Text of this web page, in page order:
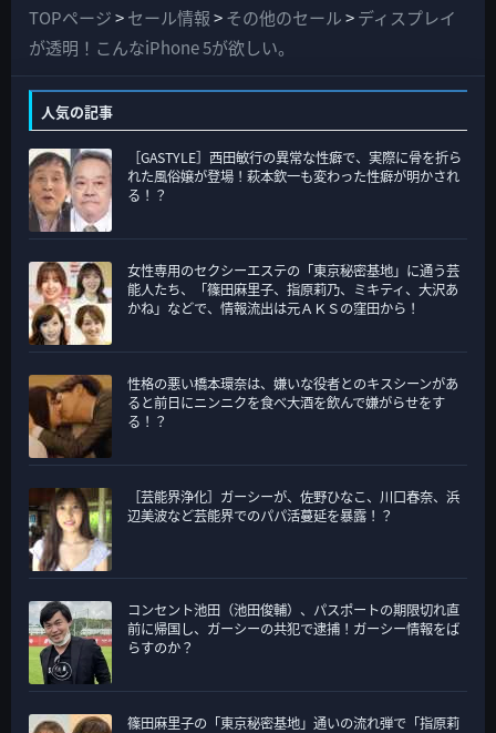
て
の
ゴ
リ
ー
TOPページ>セール情報>その他のセール>ディスプレイ
が透明！こんなiPhone 5が欲しい。
人気の記事
［GASTYLE］西田敏行の異常な性癖で、実際に骨を折ら
れた風俗嬢が登場！萩本欽一も変わった性癖が明かされ
る！？
女性専用のセクシーエステの「東京秘密基地」に通う芸
能人たち、「篠田麻里子、指原莉乃、ミキティ、大沢あ
かね」などで、情報流出は元ＡＫＳの窪田から！
性格の悪い橋本環奈は、嫌いな役者とのキスシーンがあ
ると前日にニンニクを食べ大酒を飲んで嫌がらせをす
る！？
［芸能界浄化］ガーシーが、佐野ひなこ、川口春奈、浜
辺美波など芸能界でのパパ活蔓延を暴露！？
コンセント池田（池田俊輔）、パスポートの期限切れ直
前に帰国し、ガーシーの共犯で逮捕！ガーシー情報をば
らすのか？
篠田麻里子の「東京秘密基地」通いの流れ弾で「指原莉